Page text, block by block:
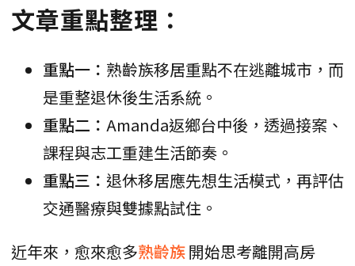
文章重點整理：
重點一： 熟齡族移居重點不在逃離城市，而
是重整退休後生活系統。
重點二： Amanda返鄉台中後，透過接案、
課程與志工重建生活節奏。
重點三： 退休移居應先想生活模式，再評估
交通醫療與雙據點試住。
近年來，愈來愈多熟齡族開始思考離開高房